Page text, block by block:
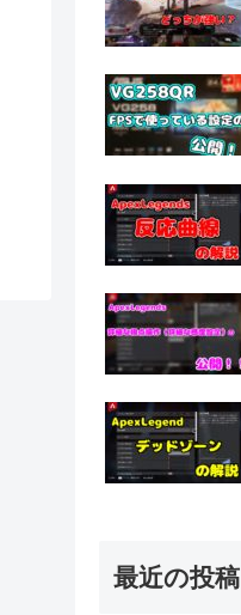
最近の投稿